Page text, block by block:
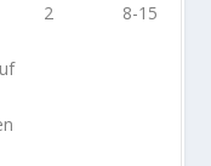
2
8-15